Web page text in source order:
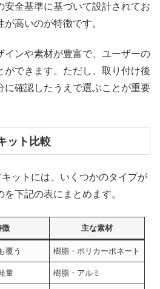
安全基準に基づいて設計されてお
高いのが特徴です。
インや素材が豊富で、ユーザーの
ができます。ただし、取り付け後
に確認したうえで選ぶことが重要
ット比較
ットには、いくつかのタイプが
下記の表にまとめます。
徴 主な素材
覆う 樹脂・ポリカーボネート
量 樹脂・アルミ